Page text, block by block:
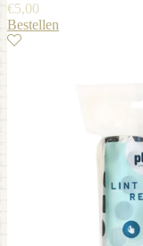
€5,00
Bestellen